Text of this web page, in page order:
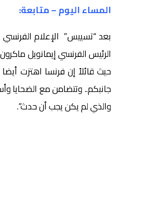
المساء اليوم – متابعة:
بعد “تسييس” الإعلام
الرئيس الفرنسي إيمانويل
حيث قائلاً إن فرنسا اهتزت
جانبكم.. وتتضامن مع الضحايا
والذي لم يكن يجب أن حدث”.